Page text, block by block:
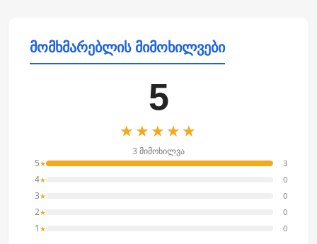
მომხმარებლის მიმოხილვები
5
★★★★★
3 მიმოხილვა
5★ 3
4★ 0
3★ 0
2★ 0
1 ★ 0